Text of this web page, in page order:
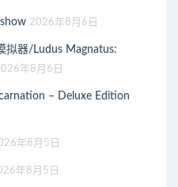
2026年8月6日
拟器/Ludus Magnatus:
年8月6日
– Deluxe Edition
年8月5日
年8月5日